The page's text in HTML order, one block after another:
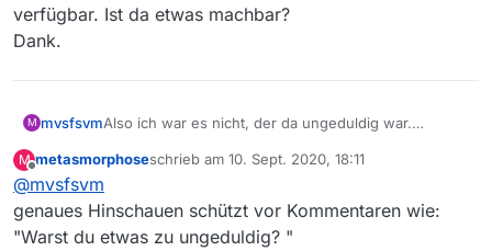
https://www.arte.tv/de/videos/099343-000-
verfügbar. Ist da etwas machbar?
Dank.
M mvsfsvmAlso ich war es nicht, der da ungeduldig war.
zu tun, denn die Sendung fehlte ja gar nicht.
M
Offline
metasmorphoseschrieb am 10. Sept. 2020, 18:11
zuletzt editiert von
@mvsfsvm
genaues Hinschauen schützt vor Kommentaren wie:
"Warst du etwas zu ungeduldig? "